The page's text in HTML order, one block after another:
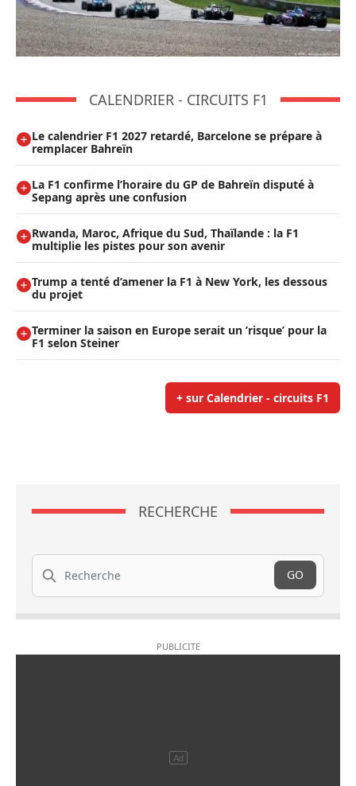
CALENDRIER - CIRCUITS F1
Le calendrier F1 2027 retardé, Barcelone se prépare à
remplacer Bahreïn
La F1 confirme l’horaire du GP de Bahreïn disputé à
Sepang après une confusion
Rwanda, Maroc, Afrique du Sud, Thaïlande : la F1
multiplie les pistes pour son avenir
Trump a tenté d’amener la F1 à New York, les dessous
du projet
Terminer la saison en Europe serait un ’risque’ pour la
F1 selon Steiner
+ sur Calendrier - circuits F1
RECHERCHE
Recherche
GO